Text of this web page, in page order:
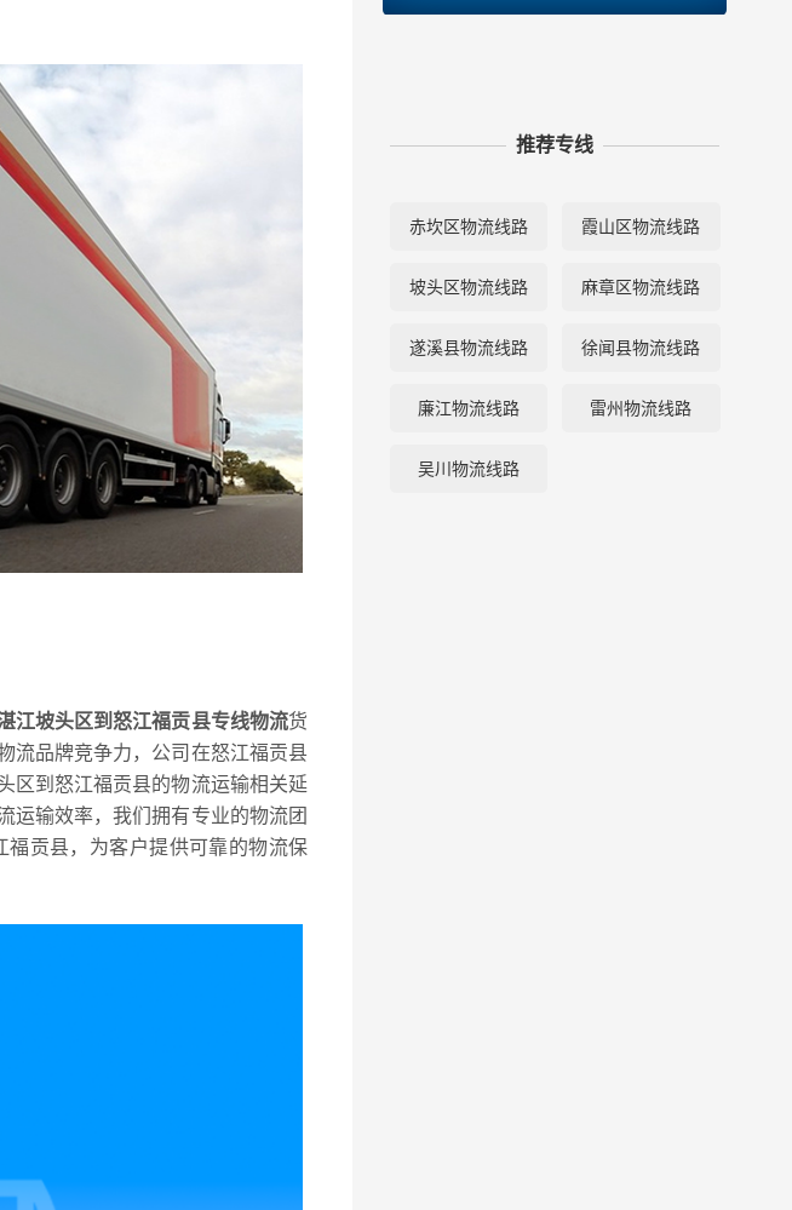
江坡头区到怒江福贡县专线物流货
流品牌竞争力，公司在怒江福贡县
区到怒江福贡县的物流运输相关延
运输效率，我们拥有专业的物流团
福贡县，为客户提供可靠的物流保
推荐专线
赤坎区物流线路 霞山区物流线路
坡头区物流线路 麻章区物流线路
遂溪县物流线路 徐闻县物流线路
廉江物流线路 雷州物流线路
吴川物流线路